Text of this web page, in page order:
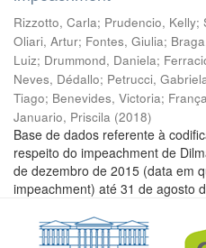
Rizzotto, Carla; Prudencio, Kelly;
Oliari, Artur; Fontes, Giulia;
Luiz; Drummond, Daniela;
Neves, Dédallo; Petrucci,
Tiago; Benevides, Victoria;
Januario, Priscila (2018)
Base de dados referente à
respeito do impeachment de
de dezembro de 2015 (data em
impeachment) até 31 de agosto